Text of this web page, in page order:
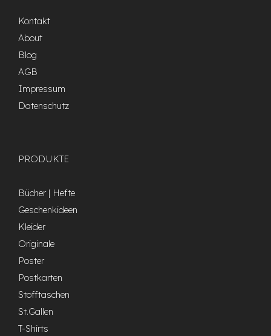
Kontakt
About
Blog
AGB
Impressum
Datenschutz
PRODUKTE
Bücher | Hefte
Geschenkideen
Kleider
Originale
Poster
Postkarten
Stofftaschen
St.Gallen
T-Shirts